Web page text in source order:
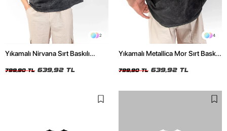
2
Yıkamalı Nirvana Sırt Baskılı
799,90 TL 639,92 TL
4
Yıkamalı Metallica Mor Sırt Baskılı
799,90 TL 639,92 TL